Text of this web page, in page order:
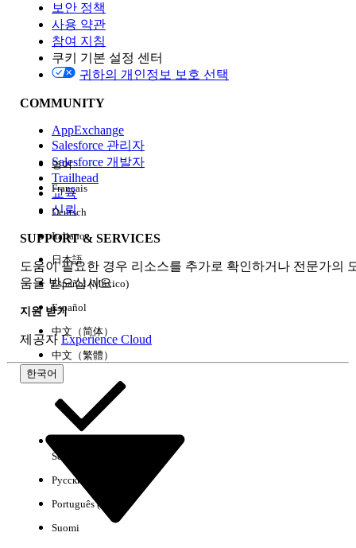
Edition
경험
보안 정책
사용 약관
참여 지침
쿠키 기본 설정 센터
귀하의 개인정보 보호 선택
COMMUNITY
AppExchange
Salesforce 관리자
Salesforce 개발자
Trailhead
교육
신뢰
SUPPORT & SERVICES
도움이 필요한 경우 리소스를 추가로 확인하거나 전문가의
움을 받으십시오.
지원 받기
제공자 Experience Cloud
한국어
영어
Français
Deutsch
Italiano
日本語
Español (México)
Español
中文（简体）
中文（繁體）
Select Org
Русский
Português (Brasil)
Suomi